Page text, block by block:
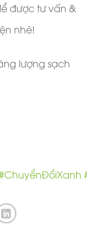
được tư vấn &
nhé!
lượng sạch